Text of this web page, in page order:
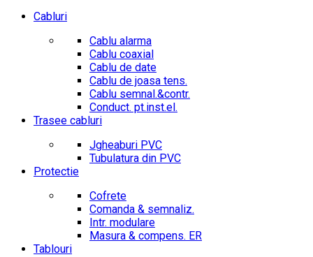
Cabluri
Cablu alarma
Cablu coaxial
Cablu de date
Cablu de joasa tens.
Cablu semnal.&contr.
Conduct. pt.inst.el.
Trasee cabluri
Jgheaburi PVC
Tubulatura din PVC
Protectie
Cofrete
Comanda & semnaliz.
Intr. modulare
Masura & compens. ER
Tablouri